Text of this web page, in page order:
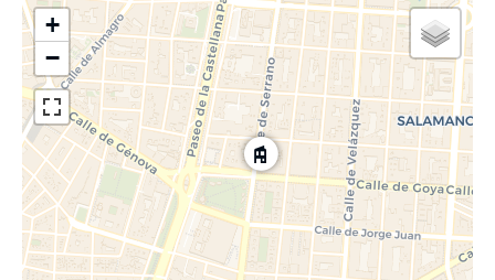
quartier, on trouve encore quelques hôtels particuliers
du XIXe siècle. La Calle Serrano n'est pas seulement
connue pour être l'endroit où se trouvent les boutiques
les plus exclusives, mais aussi pour le grand nombre
d'habitations et de bureaux qui s'y trouvent. Dans la rue
Jorge Juan se trouve le Callejón de Puigcerdá, l'un des
quartiers où l'on trouve des restaurants de qualité.
Cette enclave qui s'étend jusqu'au Príncipe de Vergara
est actuellement la zone la plus recherchée pour la
recherche immobilière, en raison de sa tranquillité et de
+
−